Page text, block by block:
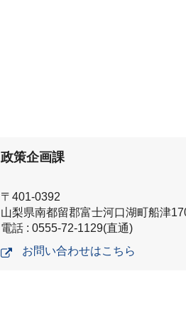
政策企画課
〒401-0392
山梨県南都留郡富士河口湖町船津
電話 : 0555-72-1129(直通)
お問い合わせはこちら